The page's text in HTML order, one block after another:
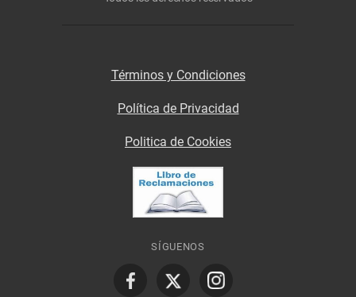
Términos y Condiciones
Política de Privacidad
Politica de Cookies
SÍGUENOS